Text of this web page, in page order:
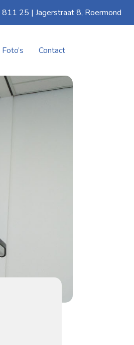
25 | Jagerstraat 8, Roermond
Foto’s Contact